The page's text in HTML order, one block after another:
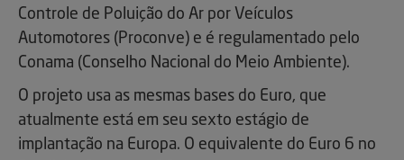
Controle de Poluição do Ar por Veículos
Automotores (Proconve) e é regulamentado pelo
Conama (Conselho Nacional do Meio Ambiente).
O projeto usa as mesmas bases do Euro, que
atualmente está em seu sexto estágio de
implantação na Europa. O equivalente do Euro 6 no